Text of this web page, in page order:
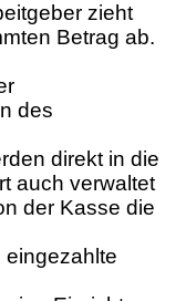
zieht
Betrag ab.
des
direkt in die
auch verwaltet
der Kasse die
eingezahlte